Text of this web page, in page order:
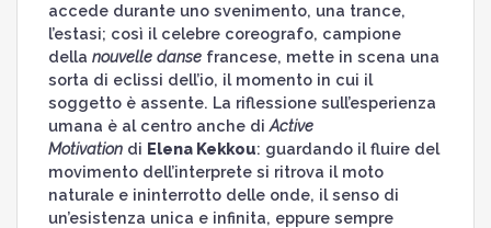
accede durante uno svenimento, una trance,
l’estasi; così il celebre coreografo, campione
della nouvelle dansefrancese, mette in scena una
sorta di eclissi dell’io, il momento in cui il
soggetto è assente. La riflessione sull’esperienza
umana è al centro anche di Active
Motivationdi Elena Kekkou: guardando il fluire del
movimento dell’interprete si ritrova il moto
naturale e ininterrotto delle onde, il senso di
un’esistenza unica e infinita, eppure sempre